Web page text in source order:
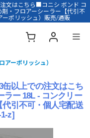
文はこちら■コニシ ボンド コ
・フロアーシーラー【代引不
ーポリッシュ）販売/通販
アーポリッシュ）
缶以上での注文はこち
ラー 18L - コンクリー
代引不可・個人宅配送
z]